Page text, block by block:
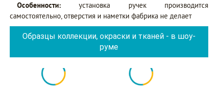
Особенности: установка ручек производится
самостоятельно, отверстия и наметки фабрика не делает
Образцы коллекции, окраски и тканей - в шоу-
руме